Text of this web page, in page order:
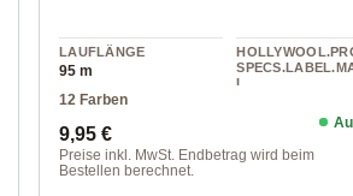
LAUFLÄNGE
95 m
L
12 Farben
Regulärer Preis:
9,95 €
Preise inkl. MwSt. Endbetrag wird beim
Bestellen berechnet.